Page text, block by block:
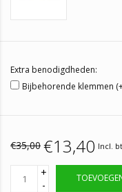
Extra benodigdheden:
Bijbehorende klemmen
€35,00 €13,40 Incl.
+
-